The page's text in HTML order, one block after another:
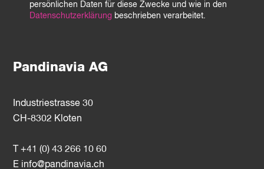
Pandinavia AG
Industriestrasse 30
CH-8302 Kloten
T +41 (0) 43 266 10 60
E info@pandinavia.ch
persönlichen Daten für diese Zwecke und wie in den
Datenschutzerklärung beschrieben verarbeitet.